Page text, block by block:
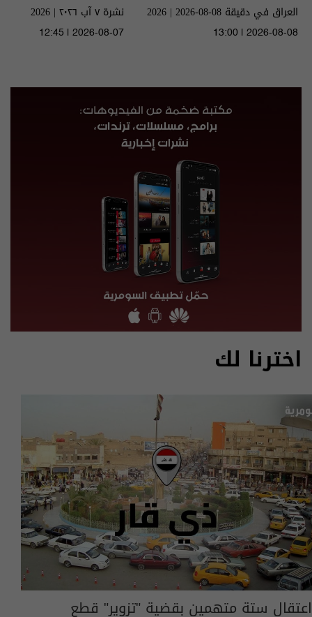
العراق في دقيقة 08-08-2026 | 2026
13:00 | 2026-08-08
نشرة ٧ آب ٢٠٢٦ | 2026
12:45 | 2026-08-07
اخترنا لك
اعتقال ستة متهمين بقضية "تزوير" قطع